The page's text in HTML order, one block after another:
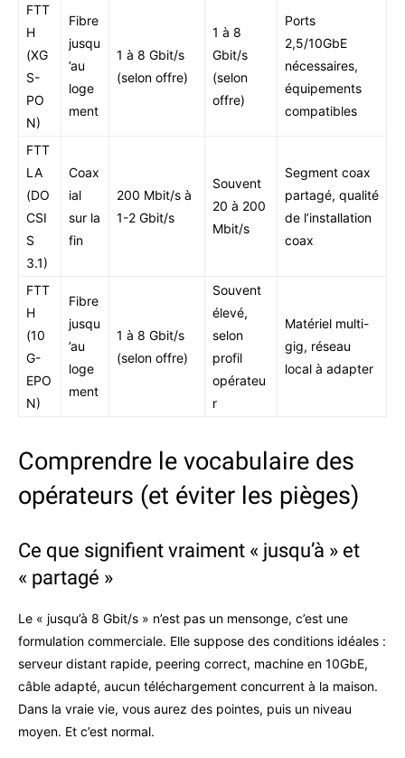
FTT
H
(XG
S-
PO
N)
Fibre
jusqu
’au
loge
ment
1 à 8 Gbit/s
(selon offre)
1 à 8
Gbit/s
(selon
offre)
Ports
2,5/10GbE
nécessaires,
équipements
compatibles
FTT
LA
(DO
CSI
S
3.1)
Coax
ial
sur la
fin
200 Mbit/s à
1-2 Gbit/s
Souvent
20 à 200
Mbit/s
Segment coax
partagé, qualité
de l’installation
coax
FTT
H
(10
G-
EPO
N)
Fibre
jusqu
’au
loge
ment
1 à 8 Gbit/s
(selon offre)
Souvent
élevé,
selon
profil
opérateu
r
Matériel multi-
gig, réseau
local à adapter
Comprendre le vocabulaire des
opérateurs (et éviter les pièges)
Ce que signifient vraiment « jusqu’à » et
« partagé »
Le « jusqu’à 8 Gbit/s » n’est pas un mensonge, c’est une
formulation commerciale. Elle suppose des conditions idéales :
serveur distant rapide, peering correct, machine en 10GbE,
câble adapté, aucun téléchargement concurrent à la maison.
Dans la vraie vie, vous aurez des pointes, puis un niveau
moyen. Et c’est normal.